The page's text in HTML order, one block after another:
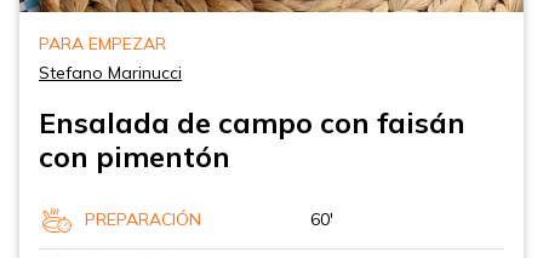
PARA EMPEZAR
Stefano Marinucci
Ensalada de campo con faisán
con pimentón
PREPARACIÓN 60'